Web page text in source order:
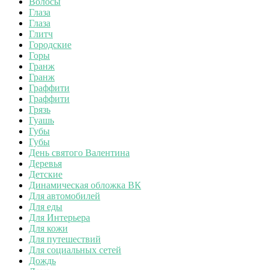
Глаза
Глаза
Глитч
Городские
Горы
Гранж
Гранж
Граффити
Граффити
Грязь
Гуашь
Губы
Губы
День святого Валентина
Деревья
Детские
Динамическая обложка ВК
Для автомобилей
Для еды
Для Интерьера
Для кожи
Для путешествий
Для социальных сетей
Дождь